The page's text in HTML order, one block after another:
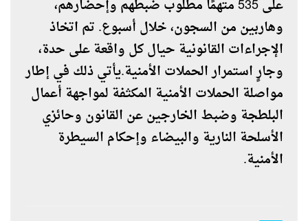
على 535 متهمًا مطلوب ضبطهم وإحضارهم،
وهاربين من السجون، خلال أسبوع. تم اتخاذ
الإجراءات القانونية حيال كل واقعة على حدة،
وجارٍ استمرار الحملات الأمنية.يأتي ذلك في إطار
مواصلة الحملات الأمنية المكثفة لمواجهة أعمال
البلطجة وضبط الخارجين عن القانون وحائزي
الأسلحة النارية والبيضاء وإحكام السيطرة
الأمنية.